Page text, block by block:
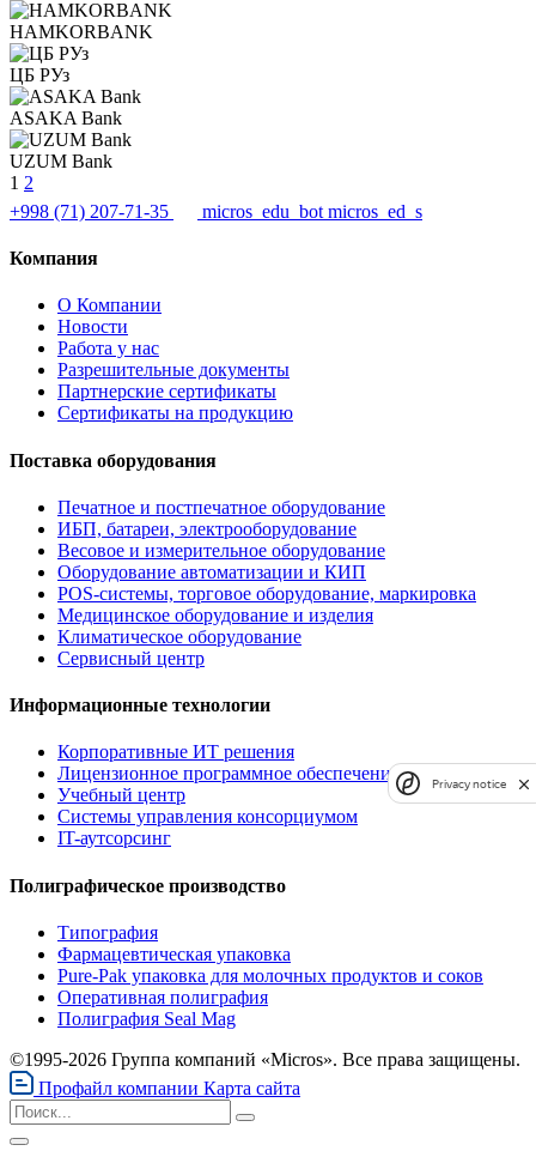
HAMKORBANK
ЦБ РУз
ASAKA Bank
UZUM Bank
1 2
+998 (71) 207-71-35
micros_edu_bot micros_ed_s
Компания
О Компании
Новости
Работа у нас
Разрешительные документы
Партнерские сертификаты
Сертификаты на продукцию
Поставка оборудования
Печатное и постпечатное оборудование
ИБП, батареи, электрооборудование
Весовое и измерительное оборудование
Оборудование автоматизации и КИП
POS-системы, торговое оборудование, маркировка
Медицинское оборудование и изделия
Климатическое оборудование
Сервисный центр
Информационные технологии
Корпоративные ИТ решения
Лицензионное программное обеспечение
Учебный центр
Системы управления консорциумом
IT-аутсорсинг
Полиграфическое производство
Типография
Фармацевтическая упаковка
Pure-Pak упаковка для молочных продуктов и соков
Оперативная полиграфия
Полиграфия Seal Mag
©1995-2026 Группа компаний «Micros». Все права защищены.
Профайл компании Карта сайта
Privacy notice